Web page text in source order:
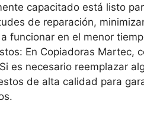
capacitado está listo
de reparación,
funcionar en el menor
En Copiadoras Martec,
es necesario reemplazar
de alta calidad para